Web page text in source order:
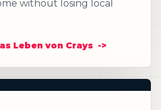
without losing local
Leben von Crays